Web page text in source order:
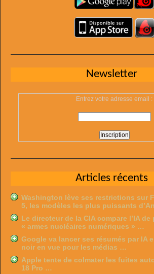
Newsletter
Entrez votre adresse email :
Articles récents
Washington lève ses restrictions sur
5, les modèles les plus puissants
Le directeur de la CIA compare l’IA
« armes nucléaires numériques » …
Google va lancer ses résumés par IA
noir en vue pour les médias …
Apple tente de colmater les fuites
18 Pro …